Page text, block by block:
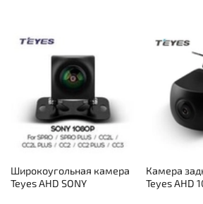
Широкоугольная камера
Teyes AHD SONY
Камера
Teyes AHD